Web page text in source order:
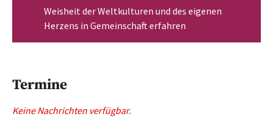
Weisheit der Weltkulturen und des eigenen
Herzens in Gemeinschaft erfahren
Termine
Keine Nachrichten verfügbar.